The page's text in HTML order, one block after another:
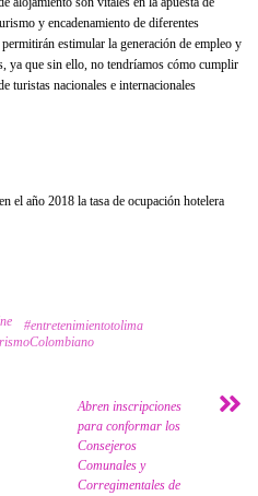
y encadenamiento de diferentes
estimular la generación de empleo y
ya que sin ello, no tendríamos cómo cumplir
turistas nacionales e internacionales
el año 2018 la tasa de ocupación hotelera
#entretenimientotolima
Abren inscripciones
para conformar los
Consejeros
Comunales y
Corregimentales de